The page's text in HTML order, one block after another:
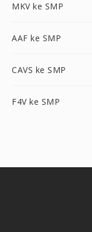
MKV ke SMP
AAF ke SMP
CAVS ke SMP
F4V ke SMP